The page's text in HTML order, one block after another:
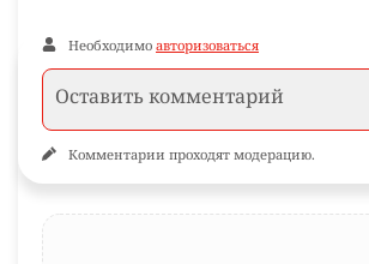
Необходимо авторизоваться
Комментарии проходят модерацию.